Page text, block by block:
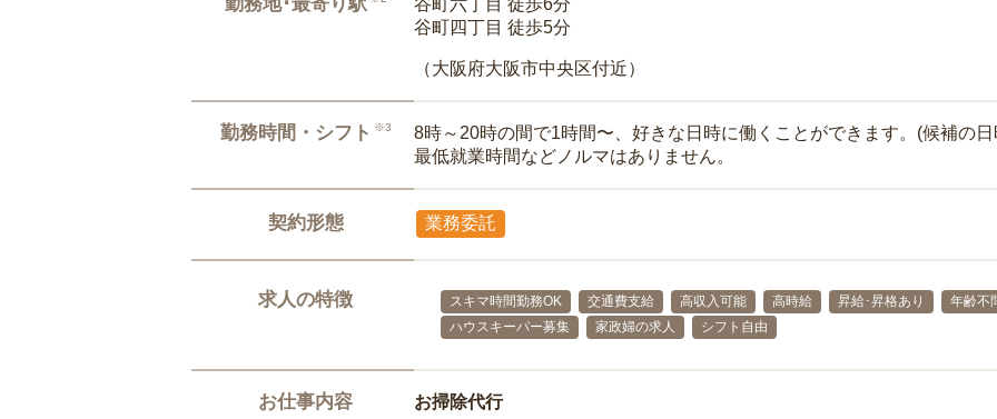
谷町六丁目 徒歩6分
谷町四丁目 徒歩5分
（大阪府大阪市中央区付近）
勤務時間・シフト ※3
8時～20時の間で1時間〜、好きな日時に働くことができます。(候補の
最低就業時間などノルマはありません。
契約形態 業務委託
求人の特徴 スキマ時間勤務OK 交通費支給 高収入可能 高時給 昇給･昇格あり 年齢不
ハウスキーパー募集
家政婦の求人 シフト自由
お仕事内容 お掃除代行